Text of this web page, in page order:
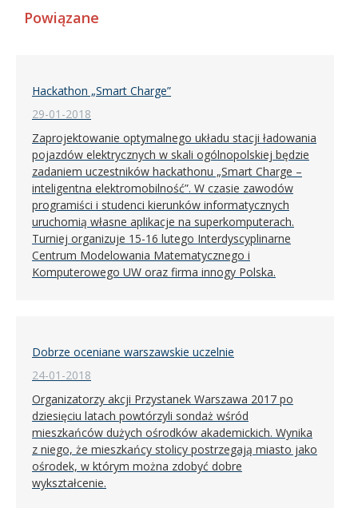
Powiązane
Hackathon „Smart Charge”
29-01-2018
Zaprojektowanie optymalnego układu stacji ładowania
pojazdów elektrycznych w skali ogólnopolskiej będzie
zadaniem uczestników hackathonu „Smart Charge –
inteligentna elektromobilność”. W czasie zawodów
programiści i studenci kierunków informatycznych
uruchomią własne aplikacje na superkomputerach.
Turniej organizuje 15-16 lutego Interdyscyplinarne
Centrum Modelowania Matematycznego i
Komputerowego UW oraz firma innogy Polska.
Dobrze oceniane warszawskie uczelnie
24-01-2018
Organizatorzy akcji Przystanek Warszawa 2017 po
dziesięciu latach powtórzyli sondaż wśród
mieszkańców dużych ośrodków akademickich. Wynika
z niego, że mieszkańcy stolicy postrzegają miasto jako
ośrodek, w którym można zdobyć dobre
wykształcenie.